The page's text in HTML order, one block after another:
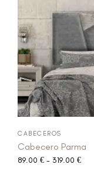
CABECEROS
Cabecero Parma
89.00 € - 319.00 €